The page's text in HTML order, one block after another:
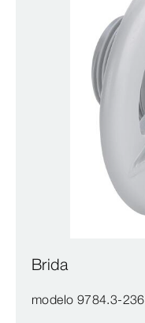
Brida
modelo 9784.3-236